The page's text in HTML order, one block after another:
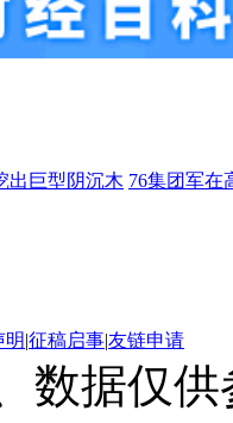
出巨型阴沉木 76集团军在
明|征稿启事|友链申请
数据仅